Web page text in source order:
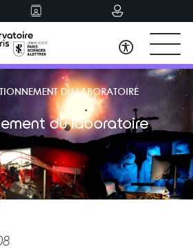
DU LABORATOIRE
du laboratoire